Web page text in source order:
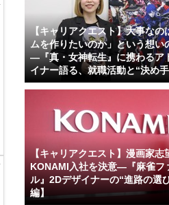
【キャリアクエスト】大事なの
ムを作りたいのか」という想い
―『真・女神転生』に携わるア
イナー語る、就職活動と“決め
【キャリアクエスト】漫画家志
KONAMI入社を決意―『麻雀フ
ル』2Dデザイナーの“進路の選
編】